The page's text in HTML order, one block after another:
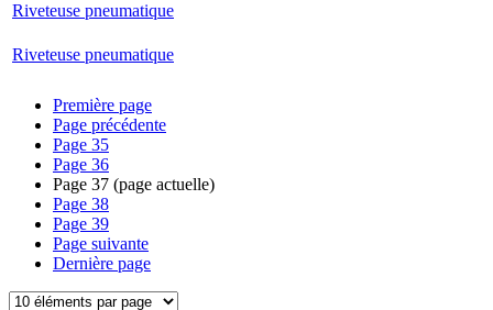
Riveteuse pneumatique
Riveteuse pneumatique
Première page
Page précédente
Page 35
Page 36
Page 37 (page actuelle)
Page 38
Page 39
Page suivante
Dernière page